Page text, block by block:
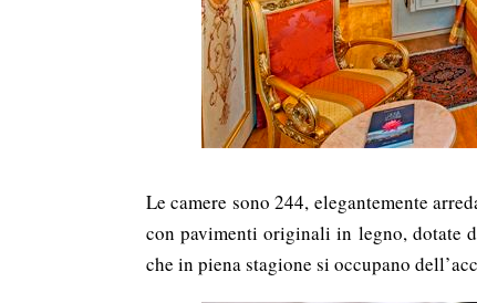
Le camere sono 244, elegantemente
con pavimenti originali in legno, dotate
che in piena stagione si occupano